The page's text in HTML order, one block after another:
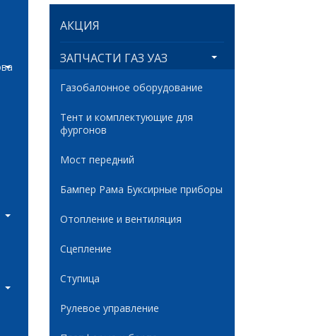
АКЦИЯ
ЗАПЧАСТИ ГАЗ УАЗ
Газобалонное оборудование
Тент и комплектующие для
фургонов
Мост передний
Бампер Рама Буксирные приборы
Отопление и вентиляция
Сцепление
Ступица
Рулевое управление